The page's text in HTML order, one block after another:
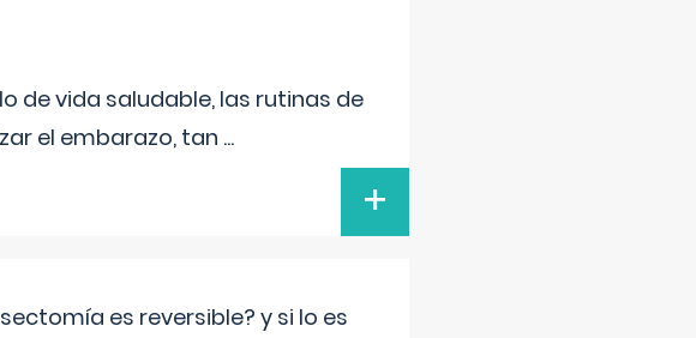
de vida saludable, las rutinas de
el embarazo, tan ...
+
es reversible? y si lo es